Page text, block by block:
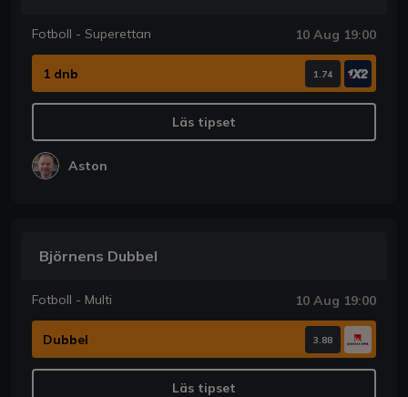
Fotboll - Superettan 10 Aug 19:00
1 dnb 1.74
Läs tipset
Aston
Björnens Dubbel
Fotboll - Multi 10 Aug 19:00
Dubbel 3.88
Läs tipset